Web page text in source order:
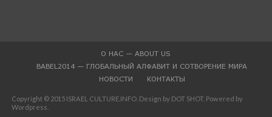
О НАС — ABOUT US
BABEL2014 — ГЛОБАЛЬНЫЙ АЛФАВИТ И СОТВОРЕНИЕ МИРА
НОВОСТИ
КОНТАКТЫ
Copyright © 2015 ISRAEL CULTURE.INFO. Design by DOT SHOT. Powered by
Wordpress.